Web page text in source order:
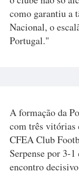
como garantiu a
Nacional, o
Portugal."
A formação da
com três vitórias
CFEA Club
Serpense por 3-
encontro